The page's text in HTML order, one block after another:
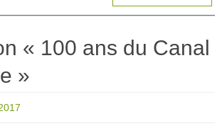
« 100 ans du Canal
»